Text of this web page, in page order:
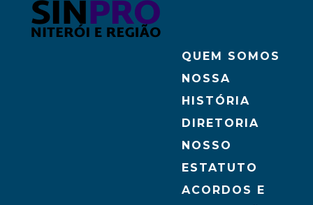
QUEM SOMOS
NOSSA
HISTÓRIA
DIRETORIA
NOSSO
ESTATUTO
ACORDOS E